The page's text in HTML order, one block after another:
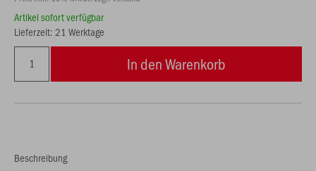
Artikel sofort verfügbar
Lieferzeit: 21 Werktage
In den Warenkorb
Beschreibung